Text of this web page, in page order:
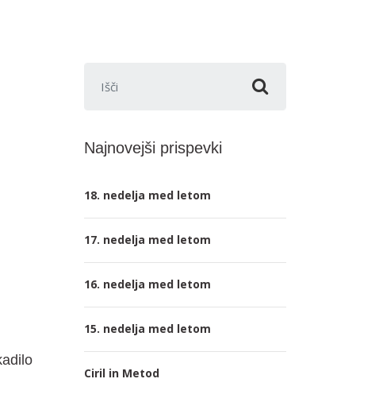
Najnovejši prispevki
18. nedelja med letom
17. nedelja med letom
16. nedelja med letom
15. nedelja med letom
Ciril in Metod